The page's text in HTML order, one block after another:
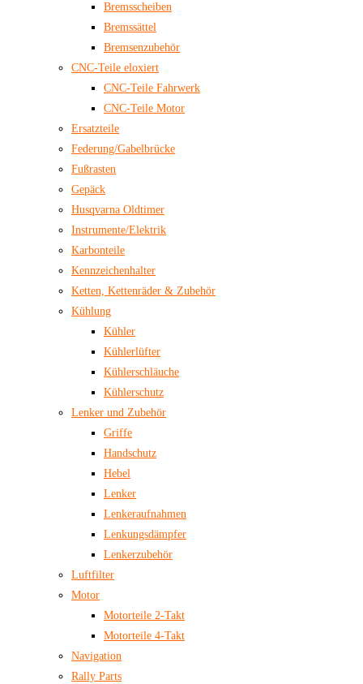
Bremsscheiben
Bremssättel
Bremsenzubehör
CNC-Teile eloxiert
CNC-Teile Fahrwerk
CNC-Teile Motor
Ersatzteile
Federung/Gabelbrücke
Fußrasten
Gepäck
Husqvarna Oldtimer
Instrumente/Elektrik
Karbonteile
Kennzeichenhalter
Ketten, Kettenräder & Zubehör
Kühlung
Kühler
Kühlerlüfter
Kühlerschläuche
Kühlerschutz
Lenker und Zubehör
Griffe
Handschutz
Hebel
Lenker
Lenkeraufnahmen
Lenkungsdämpfer
Lenkerzubehör
Luftfilter
Motor
Motorteile 2-Takt
Motorteile 4-Takt
Navigation
Rally Parts